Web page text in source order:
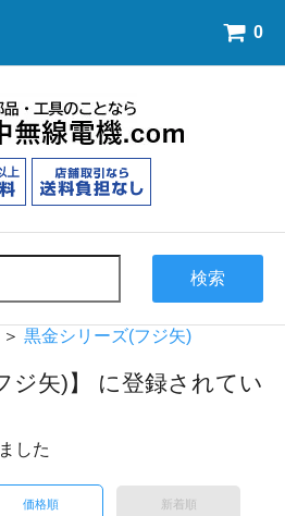
0
検索
＞ 黒金シリーズ(フジ矢)
ジ矢)】 に登録されてい
した
価格順 新着順